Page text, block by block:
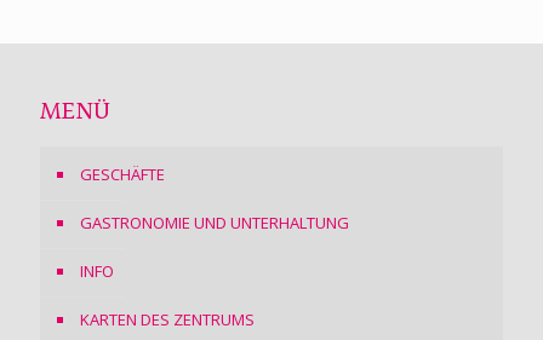
MENÜ
GESCHÄFTE
GASTRONOMIE UND UNTERHALTUNG
INFO
KARTEN DES ZENTRUMS